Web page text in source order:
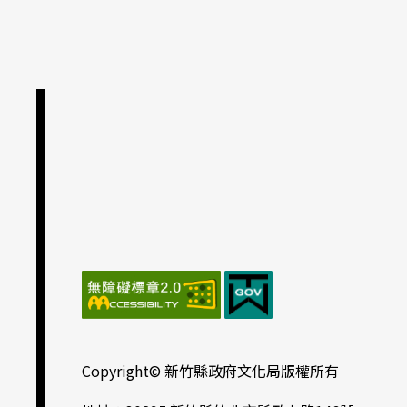
Copyright© 新竹縣政府文化局版權所有